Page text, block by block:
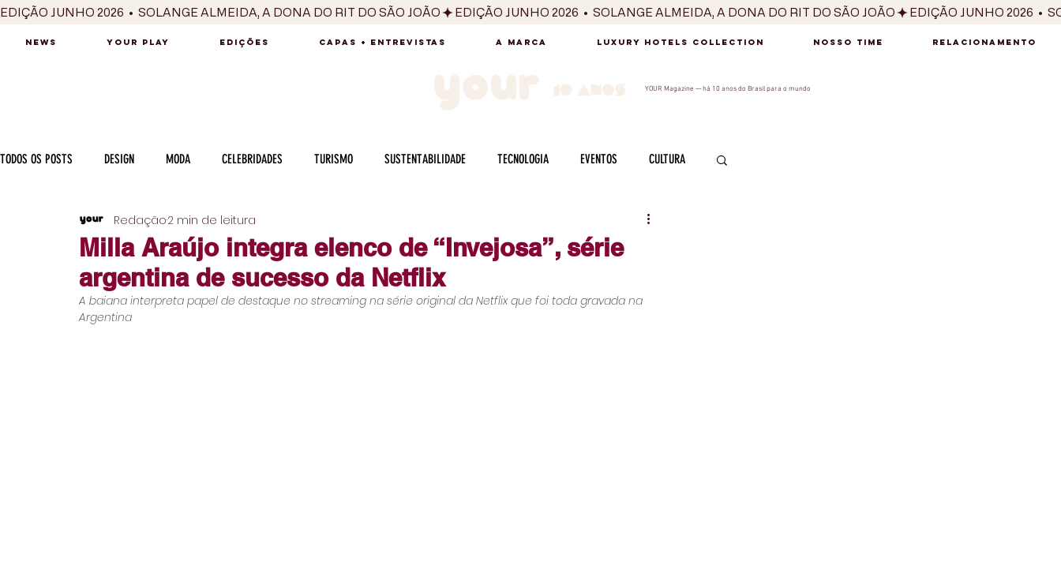
EDIÇÃO JUNHO 2026  •  SOLANGE ALMEIDA, A DONA DO RIT DO SÃO JOÃO
NEWS YOUR PLAY EDIÇÕES CAPAS + ENTREVISTAS A MARCA LUXURY HOTELS COLLECTION NOSSO TIME RELACIONAMENTO
YOUR Magazine — há 10 anos do Brasil para o mundo
TODOS OS POSTS DESIGN MODA CELEBRIDADES TURISMO SUSTENTABILIDADE TECNOLOGIA EVENTOS CULTURA
MÚSICA SÉRIES / TV INTERNACIONAL
CULINÁRIA PESSOAS CARREIRA VINHOS SABOR SEXUALIDADE
Milla Araújo integra elenco de “Invejosa”, série
argentina de sucesso da Netflix
Redação2 min de leitura
A baiana interpreta papel de destaque no streaming na série original da Netflix que foi toda gravada na
Argentina